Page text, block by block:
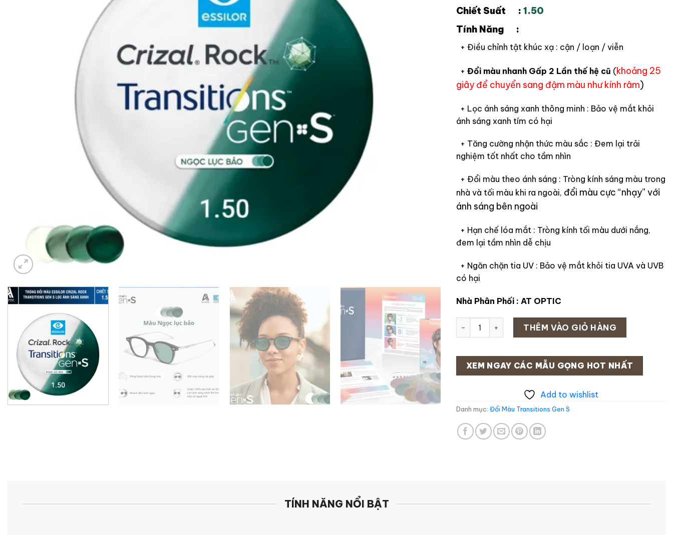
Chiết Suất : 1.50
Tính Năng :
+ Điều chỉnh tật khúc xạ : cận / loạn / viễn
+ Đổi màu nhanh Gấp 2 Lần thế hệ cũ (khoảng 25
giây để chuyển sang đậm màu như kính râm)
+ Lọc ánh sáng xanh thông minh : Bảo vệ mắt khỏi
ánh sáng xanh tím có hại
+ Tăng cường nhận thức màu sắc : Đem lại trải
nghiệm tốt nhất cho tầm nhìn
+ Đổi màu theo ánh sáng : Tròng kính sáng màu trong
nhà và tối màu khi ra ngoài, đổi màu cực “nhạy” với
ánh sáng bên ngoài
+ Hạn chế lóa mắt : Tròng kính tối màu dưới nắng,
đem lại tầm nhìn dễ chịu
+ Ngăn chặn tia UV : Bảo vệ mắt khỏi tia UVA và UVB
có hại
Nhà Phân Phối : AT OPTIC
Tròng Đổi Màu Essilor Transitions Signature Gen S Ngọc
THÊM VÀO GIỎ HÀNG
XEM NGAY CÁC MẪU GỌNG HOT NHẤT
Add to wishlist
Danh mục: Đổi Màu Transitions Gen S
TÍNH NĂNG NỔI BẬT